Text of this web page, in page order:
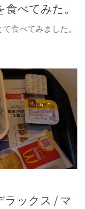
べてみた。
食べてみました。
ックス / マ